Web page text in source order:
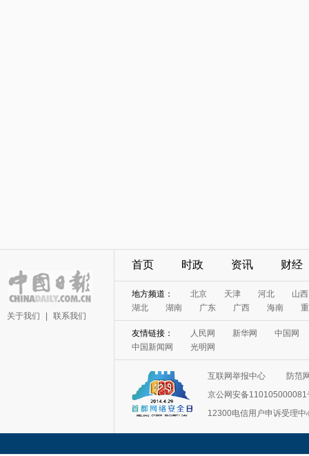
关于我们 联系我们
首页 时政 资讯 财经
地方频道： 北京 天津 河北
山西
湖北
湖南 广东 广西 海南
友情链接： 人民网 新华网
中国网
中国新闻网
光明网
互联网举报中心
防范
京公网安备110105000081
12300电信用户申诉受理中